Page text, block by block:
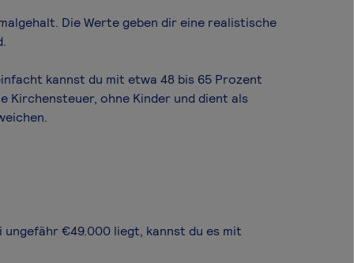
Die Werte geben dir eine realistische
kannst du mit etwa 48 bis 65 Prozent
Kirchensteuer, ohne Kinder und dient als
€49.000 liegt, kannst du es mit